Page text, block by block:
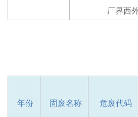
厂界西
年份 固废名称 危废代码